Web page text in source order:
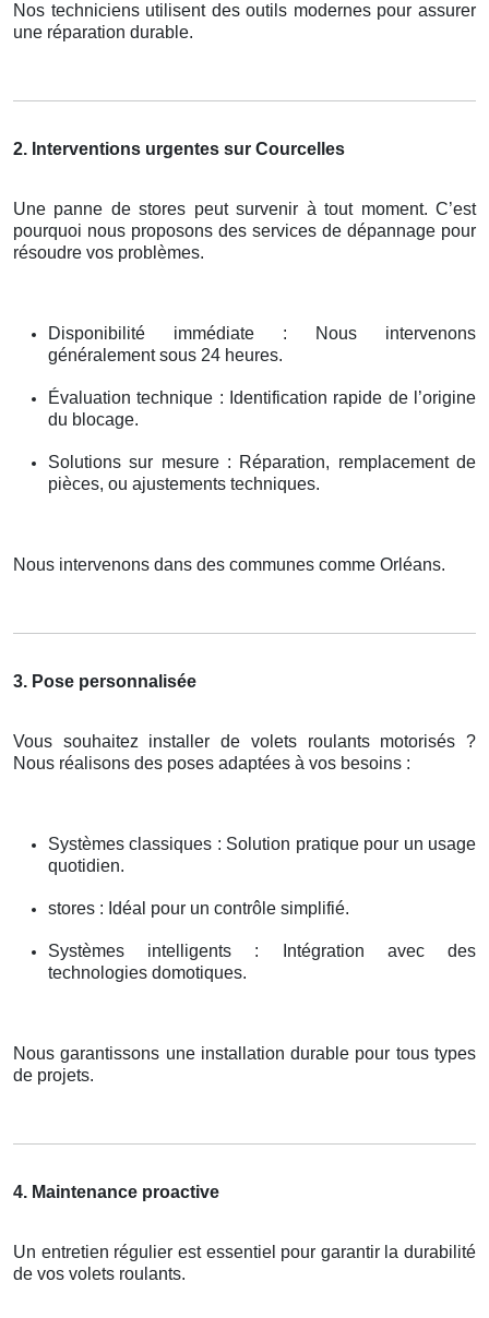
Nos techniciens utilisent des outils modernes pour assurer
une réparation durable.
2. Interventions urgentes sur Courcelles
Une panne de stores peut survenir à tout moment. C’est
pourquoi nous proposons des services de dépannage pour
résoudre vos problèmes.
Disponibilité immédiate : Nous intervenons
généralement sous 24 heures.
Évaluation technique : Identification rapide de l’origine
du blocage.
Solutions sur mesure : Réparation, remplacement de
pièces, ou ajustements techniques.
Nous intervenons dans des communes comme Orléans.
3. Pose personnalisée
Vous souhaitez installer de volets roulants motorisés ?
Nous réalisons des poses adaptées à vos besoins :
Systèmes classiques : Solution pratique pour un usage
quotidien.
stores : Idéal pour un contrôle simplifié.
Systèmes intelligents : Intégration avec des
technologies domotiques.
Nous garantissons une installation durable pour tous types
de projets.
4. Maintenance proactive
Un entretien régulier est essentiel pour garantir la durabilité
de vos volets roulants.